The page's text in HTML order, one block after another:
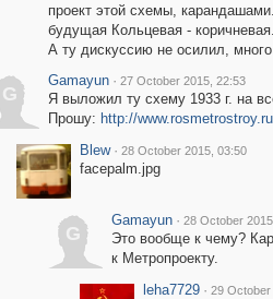
проект этой схемы,
будущая Кольцевая -
А ту дискуссию не осилил,
G
Gamayun · 27 October 2015, 22:53
Я выложил ту схему 1933 г. на
Прошу: http://
Blew · 28 October 2015, 03:50
facepalm.jpg
G
Gamayun · 28 October
Это вообще к чему?
к Метропроекту.
leha7729 · 29 October